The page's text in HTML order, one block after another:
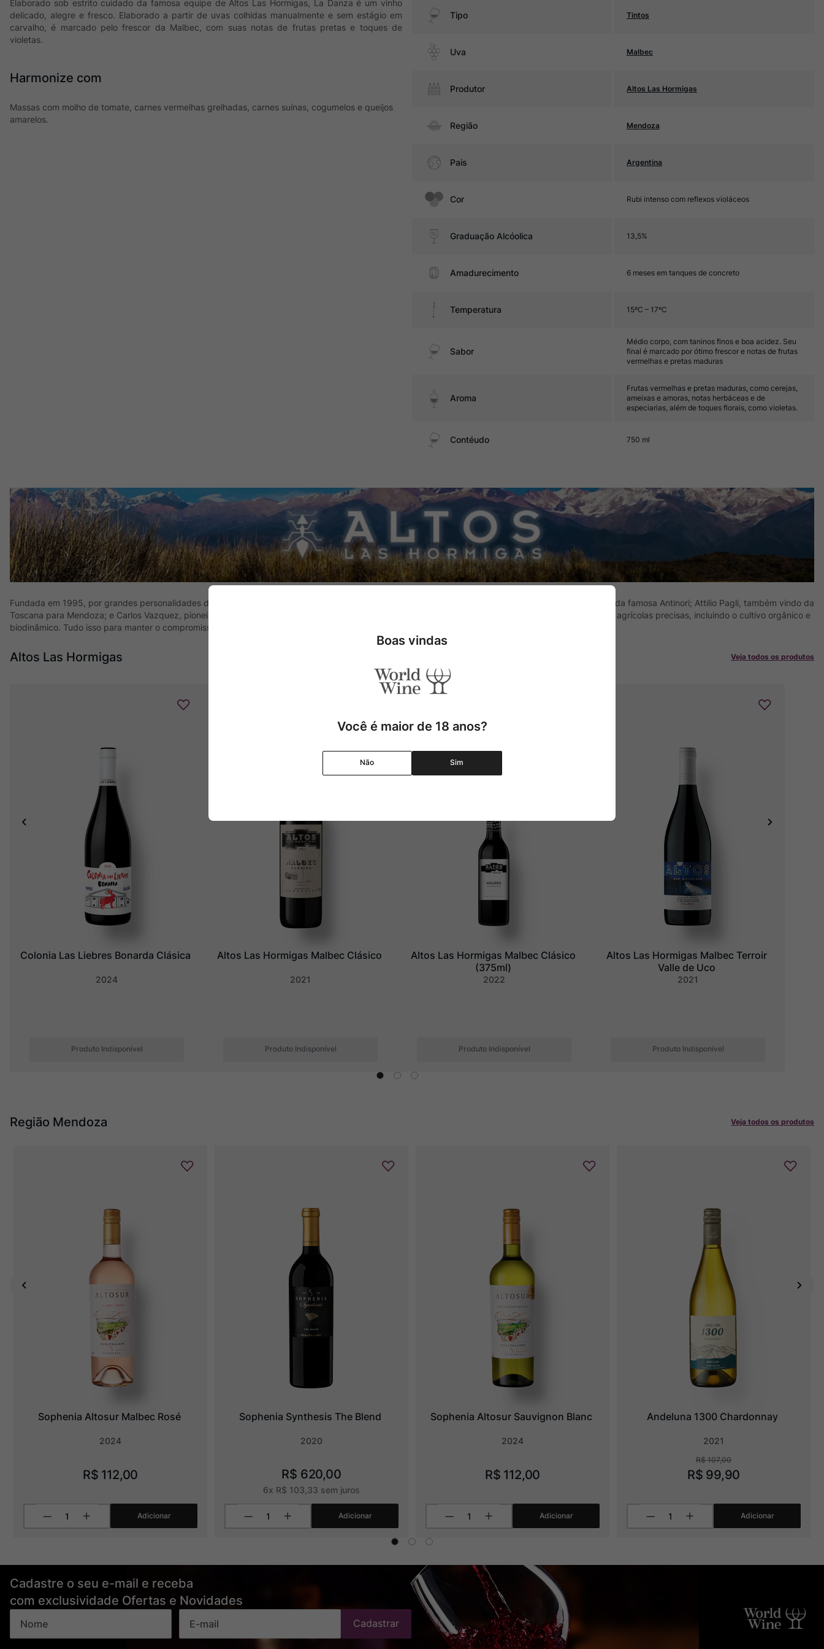
Elaborado sob estrito cuidado da famosa equipe de Altos Las Hormigas, La Danza é um vinho
delicado, alegre e fresco. Elaborado a partir de uvas colhidas manualmente e sem estágio em
carvalho, é marcado pelo frescor da Malbec, com suas notas de frutas pretas e toques de
violetas.
Harmonize com
Massas com molho de tomate, carnes vermelhas grelhadas, carnes suínas, cogumelos e queijos
amarelos.
Tipo Tintos
Uva Malbec
Produtor Altos Las Hormigas
Região Mendoza
Pais Argentina
Cor Rubi intenso com reflexos violáceos
Graduação Alcóolica 13,5%
Amadurecimento 6 meses em tanques de concreto
Temperatura 15ºC – 17ºC
Sabor
Médio corpo, com taninos finos e boa acidez. Seu
final é marcado por ótimo frescor e notas de frutas
vermelhas e pretas maduras
Aroma
Frutas vermelhas e pretas maduras, como cerejas,
ameixas e amoras, notas herbáceas e de
especiarias, além de toques florais, como violetas.
Contéudo 750 ml
Fundada em 1995, por grandes personalidades do mundo do vinho e com ideias desafiadoras. Pedro Parra, PHd em Terroir, Alberto Antonini, que veio da famosa Antinori; Attilio Pagli, também vindo da
Toscana para Mendoza; e Carlos Vazquez, pioneiro na viticultura argentina e um recurso agrícola essencial. Nas práticas viticulturais, aplicam técnicas agrícolas precisas, incluindo o cultivo orgânico e
biodinâmico. Tudo isso para manter o compromisso de buscar um vinho autêntico e atingir a meta de se tornar Especialistas em Malbec.
Altos Las Hormigas Veja todos os produtos
Colonia Las Liebres Bonarda Clásica
2024
Produto Indisponível
Altos Las Hormigas Malbec Clásico
2021
Produto Indisponível
Altos Las Hormigas Malbec Clásico
(375ml)
2022
Produto Indisponível
Altos Las Hormigas Malbec Terroir
Valle de Uco
2021
Produto Indisponível
Região Mendoza Veja todos os produtos
Sophenia Altosur Malbec Rosé
2024
R$ 112,00
Adicionar
Sophenia Synthesis The Blend
2020
R$ 620,00
6x R$ 103 33 sem juros
Adicionar
Sophenia Altosur Sauvignon Blanc
2024
R$ 112,00
Adicionar
Andeluna 1300 Chardonnay
2021
R$ 107,00
R$ 99,90
Adicionar
Cadastre o seu e-mail e receba
com exclusividade Ofertas e Novidades
Cadastrar
Boas vindas
Você é maior de 18 anos?
Não Sim